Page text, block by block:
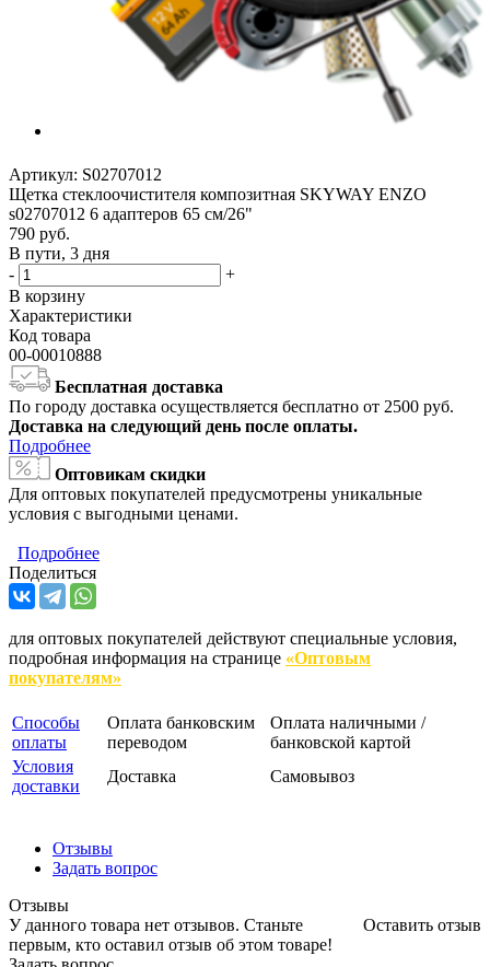
Артикул: S02707012
Щетка стеклоочистителя композитная SKYWAY ENZO
s02707012 6 адаптеров 65 см/26"
790 руб.
В пути, 3 дня
-
+
В корзину
Характеристики
Код товара
00-00010888
Бесплатная доставка
По городу доставка осуществляется бесплатно от 2500 руб.
Доставка на следующий день после оплаты.
Подробнее
Оптовикам скидки
Для оптовых покупателей предусмотрены уникальные
условия с выгодными ценами.
Подробнее
Поделиться
для оптовых покупателей действуют специальные условия,
подробная информация на странице «Оптовым
покупателям»
Способы
оплаты
Оплата банковским
переводом
Оплата наличными /
банковской картой
Условия
доставки
Доставка Самовывоз
Отзывы
Задать вопрос
Отзывы
Оставить отзыв
У данного товара нет отзывов. Станьте
первым, кто оставил отзыв об этом товаре!